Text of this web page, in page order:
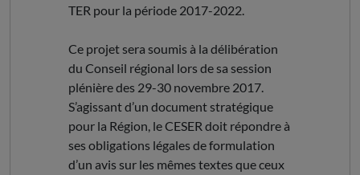
TER pour la période 2017-2022.
Ce projet sera soumis à la délibération
du Conseil régional lors de sa session
plénière des 29-30 novembre 2017.
S’agissant d’un document stratégique
pour la Région, le CESER doit répondre à
ses obligations légales de formulation
d’un avis sur les mêmes textes que ceux